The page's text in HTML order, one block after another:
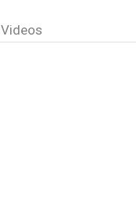
Videos